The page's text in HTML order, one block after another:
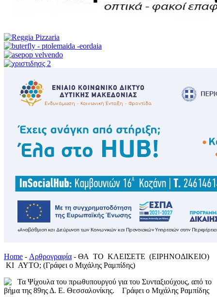
Home - Αρθρογραφία - ΘΑ ΤΟ ΚΛΕΙΣΕΤΕ (ΕΙΡΗΝΟΔΙΚΕΙΟ)
ΚΙ ΑΥΤΟ; (Γράφει ο Μιχάλης Ραμπίδης)